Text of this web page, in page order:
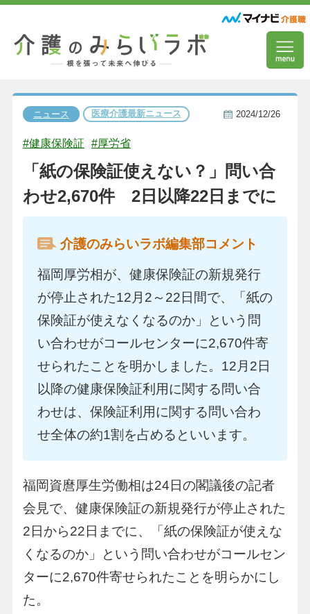
ニュース 医療介護最新ニュース 2024/12/26
#健康保険証 #厚労省
「紙の保険証使えない？」問い合
わせ2,670件 2日以降22日までに
介護のみらいラボ編集部コメント
福岡厚労相が、健康保険証の新規発行
が停止された12月2～22日間で、「紙の
保険証が使えなくなるのか」という問
い合わせがコールセンターに2,670件寄
せられたことを明かしました。12月2日
以降の健康保険証利用に関する問い合
わせは、保険証利用に関する問い合わ
せ全体の約1割を占めるといいます。
福岡資麿厚生労働相は24日の閣議後の記者
会見で、健康保険証の新規発行が停止された
2日から22日までに、「紙の保険証が使えな
くなるのか」という問い合わせがコールセン
ターに2,670件寄せられたことを明らかにし
た。